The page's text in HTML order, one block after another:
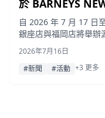
於 BARNEYS
快閃活動
自 2026 年 7 月 17 日
銀座店與福岡店將舉辦
ÖLEND 快閃活動，這
牌色彩豐富且尺寸多樣
2026年7月16日
#新聞
#活動 +3 更多